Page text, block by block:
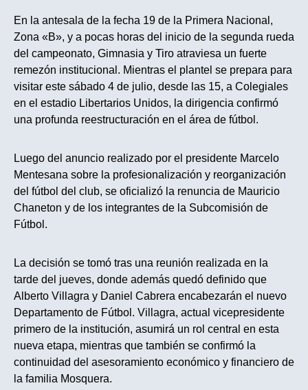
En la antesala de la fecha 19 de la Primera Nacional,
Zona «B», y a pocas horas del inicio de la segunda rueda
del campeonato, Gimnasia y Tiro atraviesa un fuerte
remezón institucional. Mientras el plantel se prepara para
visitar este sábado 4 de julio, desde las 15, a Colegiales
en el estadio Libertarios Unidos, la dirigencia confirmó
una profunda reestructuración en el área de fútbol.
Luego del anuncio realizado por el presidente Marcelo
Mentesana sobre la profesionalización y reorganización
del fútbol del club, se oficializó la renuncia de Mauricio
Chaneton y de los integrantes de la Subcomisión de
Fútbol.
La decisión se tomó tras una reunión realizada en la
tarde del jueves, donde además quedó definido que
Alberto Villagra y Daniel Cabrera encabezarán el nuevo
Departamento de Fútbol. Villagra, actual vicepresidente
primero de la institución, asumirá un rol central en esta
nueva etapa, mientras que también se confirmó la
continuidad del asesoramiento económico y financiero de
la familia Mosquera.